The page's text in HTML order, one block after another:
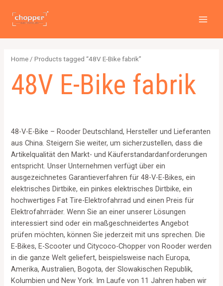
Inhalt
springen
p
r
o
c
t
s
d
u
c
d
u
d
c
d
u
c
d
t
s
Home / Products tagged “48V E-Bike fabrik”
48V E-Bike fabrik
48-V-E-Bike – Rooder Deutschland, Hersteller und Lieferanten
aus China. Steigern Sie weiter, um sicherzustellen, dass die
Artikelqualität den Markt- und Käuferstandardanforderungen
entspricht. Unser Unternehmen verfügt über ein
ausgezeichnetes Garantieverfahren für 48-V-E-Bikes, ein
elektrisches Dirtbike, ein pinkes elektrisches Dirtbike, ein
hochwertiges Fat Tire-Elektrofahrrad und einen Preis für
Elektrofahrräder. Wenn Sie an einer unserer Lösungen
interessiert sind oder ein maßgeschneidertes Angebot
prüfen möchten, können Sie jederzeit mit uns sprechen. Die
E-Bikes, E-Scooter und Citycoco-Chopper von Rooder werden
in die ganze Welt geliefert, beispielsweise nach Europa,
Amerika, Australien, Bogota, der Slowakischen Republik,
Kolumbien und New York. Im Laufe von 11 Jahren haben wir